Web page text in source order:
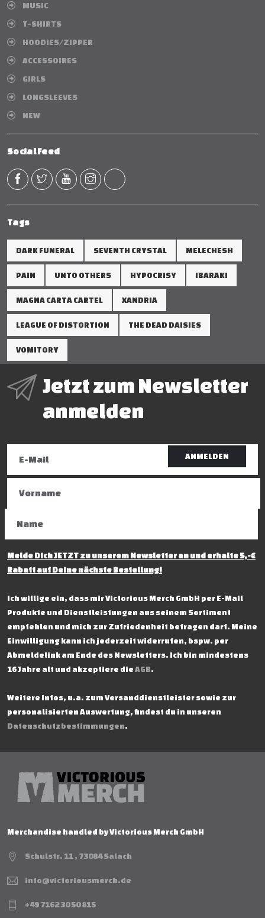
MUSIC
T-SHIRTS
HOODIES/ZIPPER
ACCESSOIRES
GIRLS
LONGSLEEVES
NEW
Social Feed
Tags
DARK FUNERAL SEVENTH CRYSTAL MELECHESH
PAIN UNTO OTHERS HYPOCRISY IBARAKI
MAGNA CARTA CARTEL XANDRIA
LEAGUE OF DISTORTION THE DEAD DAISIES
VOMITORY
Jetzt zum Newsletter
anmelden
ANMELDEN
Melde Dich JETZT zu unserem Newsletter an und erhalte 5,-€
Rabatt auf Deine nächste Bestellung!
Ich willige ein, dass mir Victorious Merch GmbH per E-Mail
Produkte und Dienstleistungen aus seinem Sortiment
empfehlen und mich zur Zufriedenheit befragen darf. Meine
Einwilligung kann ich jederzeit widerrufen, bspw. per
Abmeldelink am Ende des Newsletters. Ich bin mindestens
16 Jahre alt und akzeptiere die AGB.
Weitere Infos, u.a. zum Versanddienstleister sowie zur
personalisierten Auswertung, findest du in unseren
Datenschutzbestimmungen.
Merchandise handled by Victorious Merch GmbH
Schulstr. 11 , 73084 Salach
info@victoriousmerch.de
+49 7162 30 50 815